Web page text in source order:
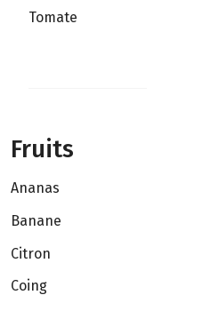
Tomate
Fruits
Ananas
Banane
Citron
Coing